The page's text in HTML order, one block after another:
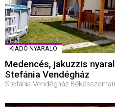
KIADÓ NYARALÓ
Medencés, jakuzzis
Stefánia Vendégház
Stefánia Vendégház